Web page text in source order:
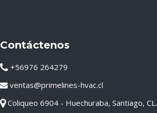
Contáctenos
+56976 264279
ventas@primelines-hvac.cl
Coliqueo 6904 - Huechuraba, Santiago, CL.